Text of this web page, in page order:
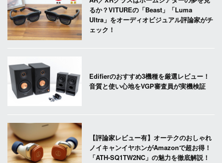
るか？VITUREの「Beast」「Luma
Ultra」をオーディオビジュアル評論家がチ
ェック！
Edifierのおすすめ3機種を厳選レビュー！
音質と使い心地をVGP審査員が実機検証
【評論家レビュー有】オーテクのおしゃれ
ノイキャンイヤホンがAmazonで超お得！
「ATH-SQ1TW2NC」の魅力を徹底解説！